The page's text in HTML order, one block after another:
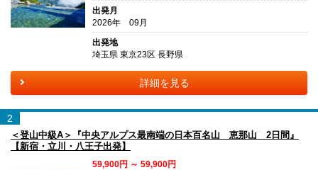
出発月
2026年 09月
出発地
埼玉県 東京23区 長野県
詳細を見る
2
＜登山中級A＞『中央アルプス最南端の日本百名山 恵那山 2日間』
【新宿・立川・八王子出発】
59,900円 ～ 59,900円